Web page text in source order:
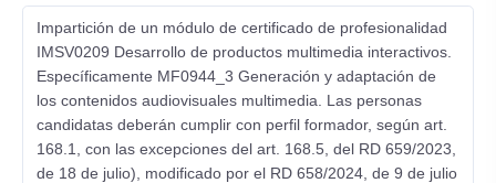
Impartición de un módulo de certificado de profesionalidad
IMSV0209 Desarrollo de productos multimedia interactivos.
Específicamente MF0944_3 Generación y adaptación de
los contenidos audiovisuales multimedia. Las personas
candidatas deberán cumplir con perfil formador, según art.
168.1, con las excepciones del art. 168.5, del RD 659/2023,
de 18 de julio), modificado por el RD 658/2024, de 9 de julio